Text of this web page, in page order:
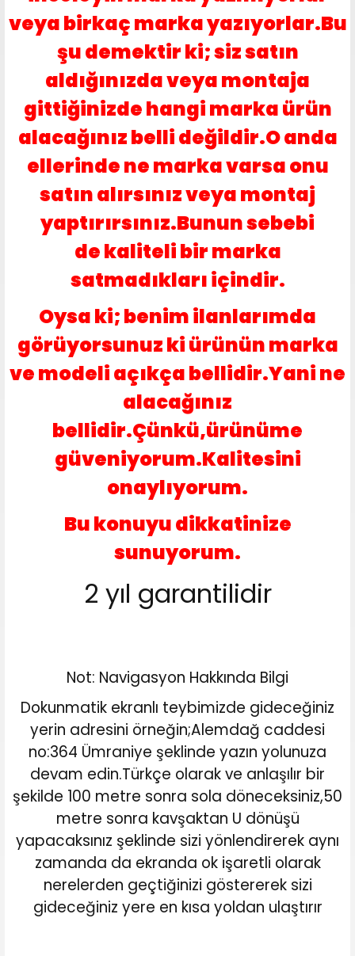
veya birkaç marka yazıyorlar.Bu
şu demektir ki; siz satın
aldığınızda veya montaja
gittiğinizde hangi marka ürün
alacağınız belli değildir.O anda
ellerinde ne marka varsa onu
satın alırsınız veya montaj
yaptırırsınız.Bunun sebebi
de kaliteli bir marka
satmadıkları içindir.
Oysa ki; benim ilanlarımda
görüyorsunuz ki ürünün marka
ve modeli açıkça bellidir.Yani ne
alacağınız
bellidir.Çünkü,ürünüme
güveniyorum.Kalitesini
onaylıyorum.
Bu konuyu dikkatinize
sunuyorum.
2 yıl garantilidir
Not: Navigasyon Hakkında Bilgi
Dokunmatik ekranlı teybimizde gideceğiniz
yerin adresini örneğin;Alemdağ caddesi
no:364 Ümraniye şeklinde yazın yolunuza
devam edin.Türkçe olarak ve anlaşılır bir
şekilde 100 metre sonra sola döneceksiniz,50
metre sonra kavşaktan U dönüşü
yapacaksınız şeklinde sizi yönlendirerek aynı
zamanda da ekranda ok işaretli olarak
nerelerden geçtiğinizi göstererek sizi
gideceğiniz yere en kısa yoldan ulaştırır